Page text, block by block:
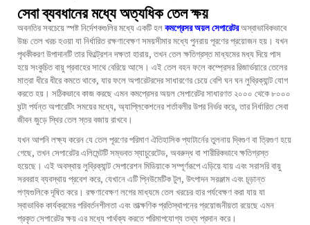
সেবা ব্যবধানের মধ্যে অত্যধিক তেল ক্ষয়
অবনতির সবচেয়ে স্পষ্ট নির্দেশকগুলির মধ্যে একটি হলকমপ্রেসর অয়ল সেপারেটরঅস্বাভাবিকভাবে
উচ্চ তেল খরচ হওয়া যা নির্ধারিত রক্ষণাবেক্ষণ সময়সীমার মধ্যে পুনরায় পূরণের প্রয়োজন হয়। যখন
পৃথকীকরণ উপাদানটি তার ফিল্ট্রেশন দক্ষতা হারায়, তখন তেল ক্ষতিগ্রস্ত মাধ্যমের মধ্য দিয়ে পাস
হয়ে সংকুচিত বায়ু প্রবাহের সাথে বেরিয়ে আসে। এই তেল বহন ফলে কম্প্রেসর রিজার্ভয়ারে তেলের
মাত্রা ধীরে ধীরে কমতে থাকে, যার ফলে অপারেটরদের সাধারণের চেয়ে বেশি ঘন ঘন লুব্রিক্যান্ট যোগ
করতে হয়। সঠিকভাবে কাজ করছে এমনকমপ্রেসর অয়ল সেপারেটরসাধারণত ২০০০ থেকে ৮০০০
ঘন্টা পর্যন্ত অপারেটিং সময়ের মধ্যে, অ্যাপ্লিকেশনের শর্তাবলীর উপর নির্ভর করে, তার নির্ধারিত সেবা
জীবন জুড়ে স্থির তেল স্তর বজায় রাখবে।
যখন আপনি লক্ষ্য করেন যে তেল পূরণের পরিমাণ ঐতিহাসিক প্যাটার্নের তুলনায় দ্বিগুণ বা ত্রিগুণ হয়ে
গেছে, তখন সেপারেটর এলিমেন্টটি সম্ভবত স্যাচুরেটেড, অবরুদ্ধ বা শারীরিকভাবে ক্ষতিগ্রস্ত
হয়েছে। এই অবস্থায় লুব্রিক্যান্ট সেপারেশন মিডিয়াকে সম্পূর্ণরূপে এড়িয়ে যায় এবং সরাসরি বায়ু
সরবরাহ ব্যবস্থায় প্রবেশ করে, যেখানে এটি প্নিউমেটিক টুল, উৎপাদন সরঞ্জাম এবং চূড়ান্ত
পণ্যগুলিকে দূষিত করে। রক্ষণাবেক্ষণ লগের মাধ্যমে তেল খরচের হার পর্যবেক্ষণ করা যায় যা
স্বাভাবিক কার্যক্রমের পরিবর্তনশীলতা এবং তাত্ক্ষণিক প্রতিস্থাপনের প্রয়োজনীয়তা রয়েছে এমন
প্রকৃত সেপারেটর ক্ষয় এর মধ্যে পার্থক্য করতে পরিমাপযোগ্য তথ্য প্রদান করে।